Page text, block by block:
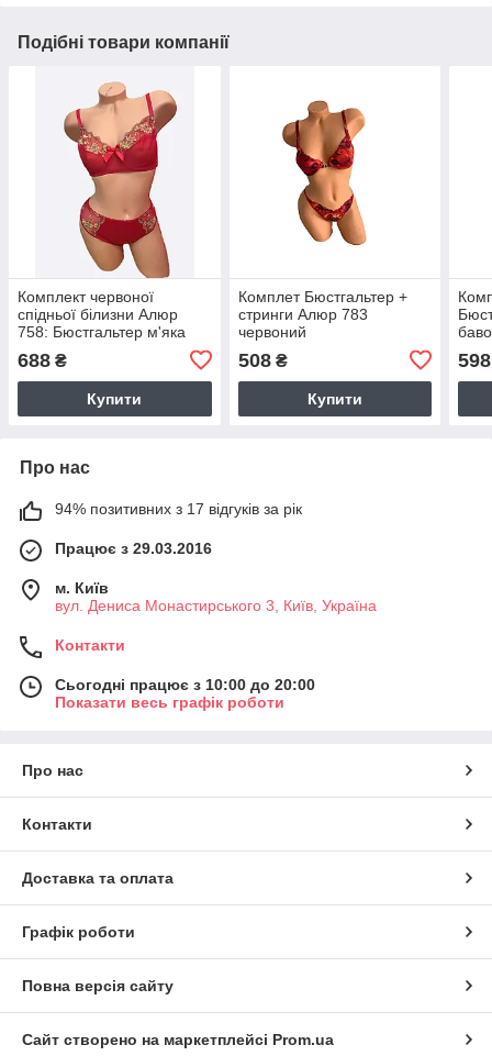
Подібні товари компанії
Комплект червоної
спідньої білизни Алюр
758: Бюстгальтер м'яка
трусики
688 ₴
Купити
Комплет Бюстгальтер +
стринги Алюр 783
червоний
508₴
Купити
598
Про нас
94% позитивних з 17 відгуків за рік
Працює з 29.03.2016
м. Київ
вул. Дениса Монастирського 3, Київ, Україна
Контакти
Сьогодні працює з 10:00 до 20:00
Показати весь графік роботи
Про нас
Контакти
Доставка та оплата
Графік роботи
Повна версія сайту
Сайт створено на маркетплейсі Prom.ua